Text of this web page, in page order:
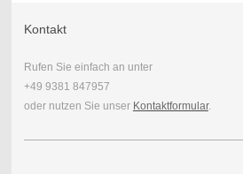
Kontakt
Rufen Sie einfach an unter
+49 9381 847957
oder nutzen Sie unser Kontaktformular.